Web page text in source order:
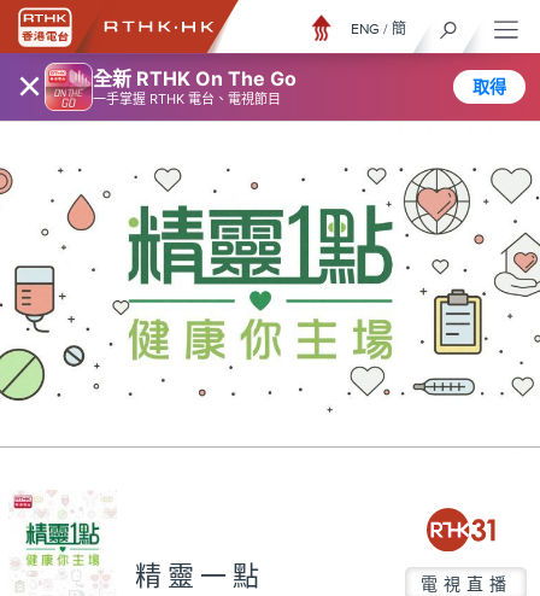
× 全新 RTHK On The Go
一手掌握 RTHK 電台、電視節目
取得
ENG / 簡
精靈一點 電視直播